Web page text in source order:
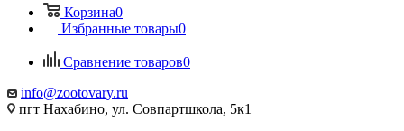
Корзина0
Избранные товары0
Сравнение товаров0
info@zootovary.ru
пгт Нахабино, ул. Совпартшкола, 5к1